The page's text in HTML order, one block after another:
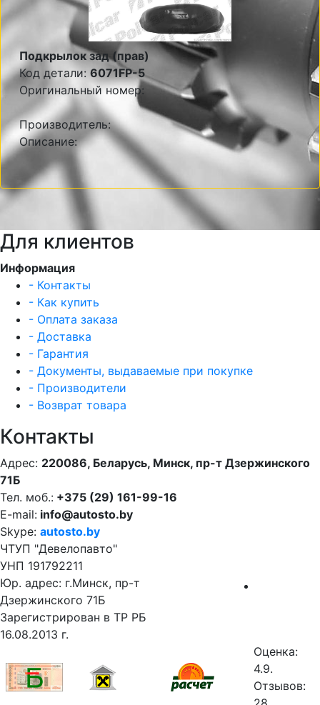
Подкрылок зад (прав)
Код детали: 6071FP-5
Оригинальный номер:
Производитель:
Описание:
Для клиентов
Информация
- Контакты
- Как купить
- Оплата заказа
- Доставка
- Гарантия
- Документы, выдаваемые при покупке
- Производители
- Возврат товара
Контакты
Адрес: 220086, Беларусь, Минск, пр-т Дзержинского
71Б
Тел. моб.: +375 (29) 161-99-16
E-mail: info@autosto.by
Skype: autosto.by
ЧТУП "Девелопавто"
УНП 191792211
Юр. адрес: г.Минск, пр-т
Дзержинского 71Б
Зарегистрирован в ТР РБ
16.08.2013 г.
Оценка:
4.9.
Отзывов: